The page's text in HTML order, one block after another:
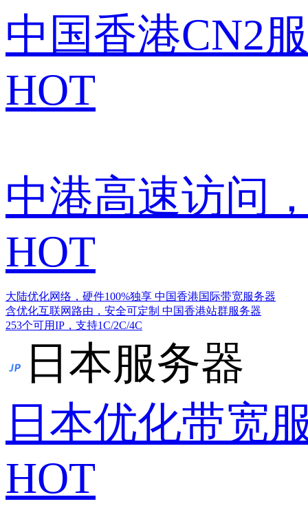
中国香港CN2
HOT
中港高速访问
HOT
大陆优化网络，硬件100%独享 中国香港国际带宽服务器
含优化互联网路由，安全可定制 中国香港站群服务器
253个可用IP，支持1C/2C/4C
日本服务器
日本优化带宽
HOT